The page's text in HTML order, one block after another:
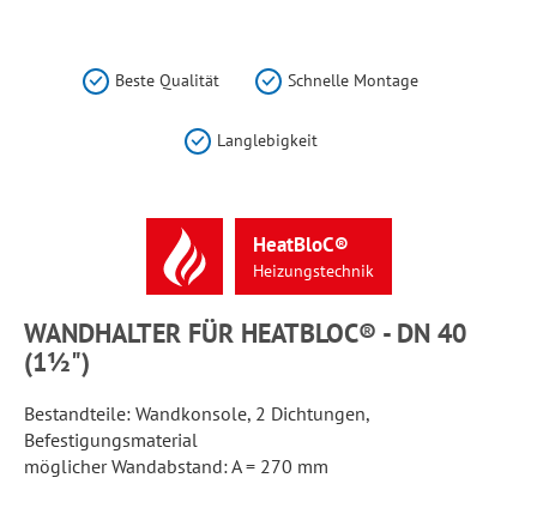
Beste Qualität Schnelle Montage
Langlebigkeit
HeatBloC®
Heizungstechnik
WANDHALTER FÜR HEATBLOC® - DN 40
(1½")
Bestandteile: Wandkonsole, 2 Dichtungen,
Befestigungsmaterial
möglicher Wandabstand: A = 270 mm